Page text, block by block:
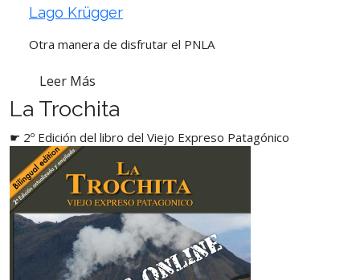
Lago Krügger
Otra manera de disfrutar el PNLA
Leer Más
La Trochita
☛ 2º Edición del libro del Viejo Expreso Patagónico